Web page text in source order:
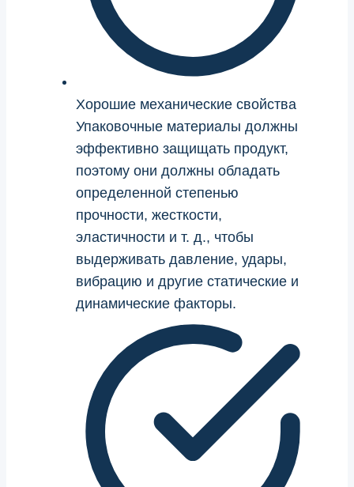
Хорошие механические свойства
Упаковочные материалы должны
эффективно защищать продукт,
поэтому они должны обладать
определенной степенью
прочности, жесткости,
эластичности и т. д., чтобы
выдерживать давление, удары,
вибрацию и другие статические и
динамические факторы.